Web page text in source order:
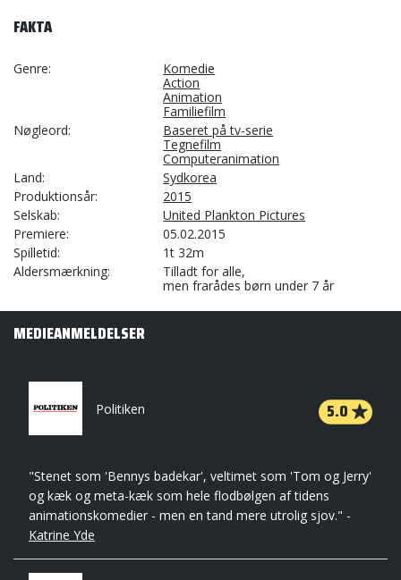
FAKTA
Genre
Komedie
Action
Animation
Familiefilm
Nøgleord
Baseret på tv-serie
Tegnefilm
Computeranimation
Land
Sydkorea
Produktionsår
2015
Selskab
United Plankton Pictures
Premiere
05.02.2015
Spilletid
1t 32m
Aldersmærkning
Tilladt for alle,
men frarådes børn under 7 år
MEDIEANMELDELSER
Politiken 5.0
"Stenet som 'Bennys badekar', veltimet som 'Tom og Jerry'
og kæk og meta-kæk som hele flodbølgen af tidens
animationskomedier - men en tand mere utrolig sjov." -
Katrine Yde